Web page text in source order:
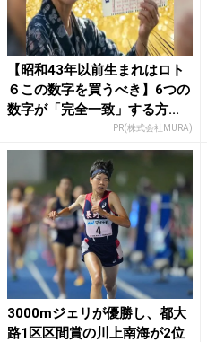
【昭和43年以前生まれはロト
６この数字を買うべき】6つの
数字が「完全一致」する方...
PR(株式会社MURA)
3000mジェリが優勝し、都大
路1区区間賞の川上南海が2位